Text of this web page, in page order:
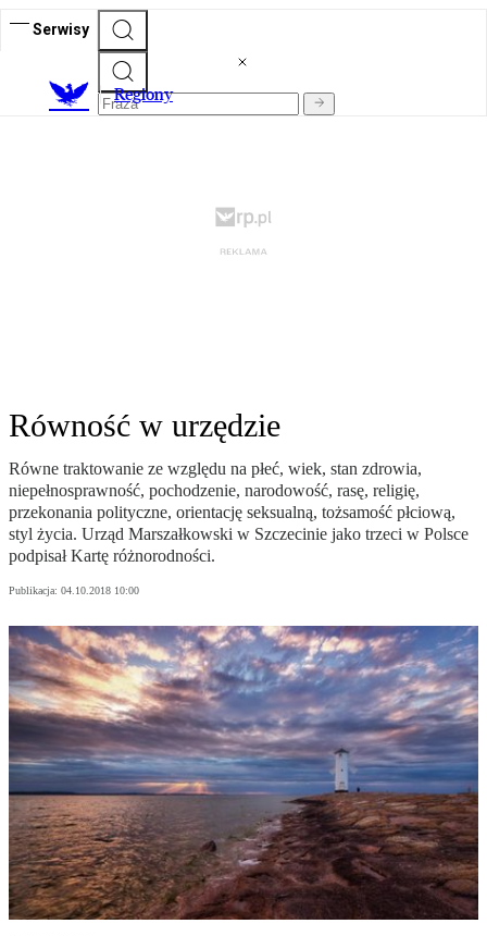
Serwisy
Regiony
Równość w urzędzie
Równe traktowanie ze względu na płeć, wiek, stan zdrowia,
niepełnosprawność, pochodzenie, narodowość, rasę, religię,
przekonania polityczne, orientację seksualną, tożsamość płciową,
styl życia. Urząd Marszałkowski w Szczecinie jako trzeci w Polsce
podpisał Kartę różnorodności.
Publikacja: 04.10.2018 10:00